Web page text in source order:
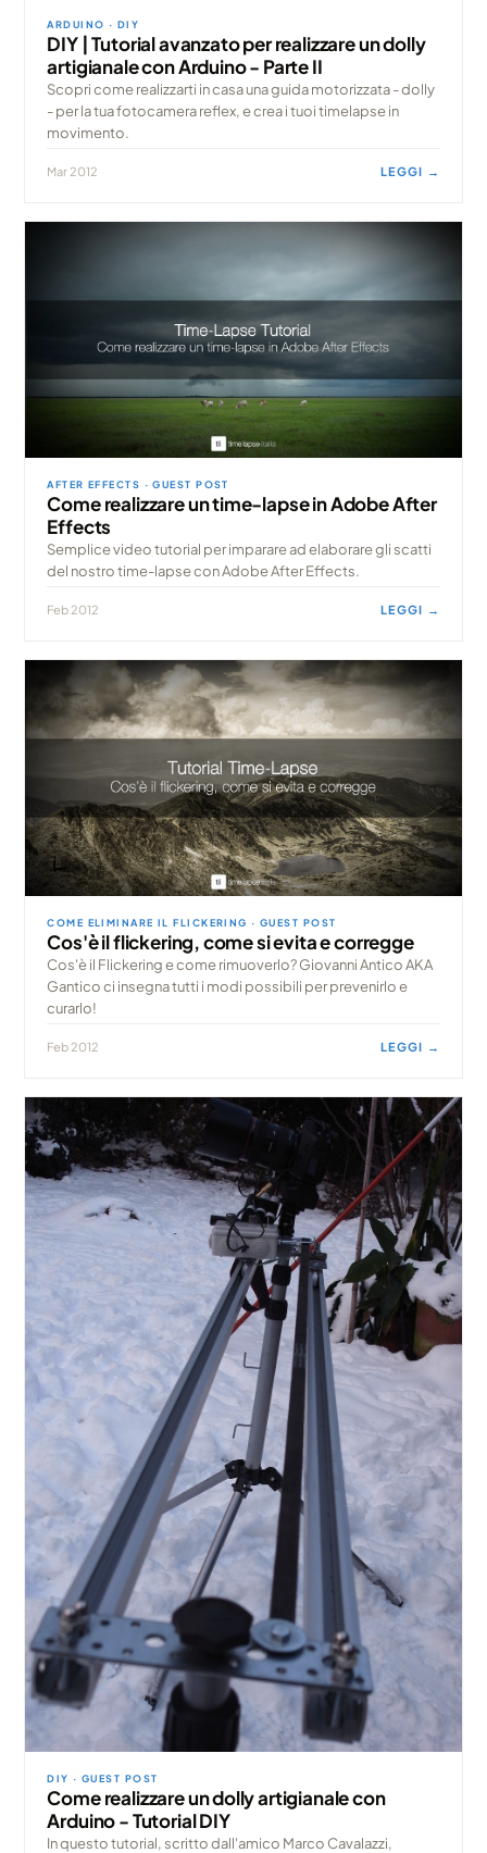
ARDUINO · DIY
DIY | Tutorial avanzato per realizzare un dolly
artigianale con Arduino - Parte II
Scopri come realizzarti in casa una guida motorizzata - dolly
- per la tua fotocamera reflex, e crea i tuoi timelapse in
movimento.
Mar 2012 LEGGI →
AFTER EFFECTS · GUEST POST
Come realizzare un time-lapse in Adobe After
Effects
Semplice video tutorial per imparare ad elaborare gli scatti
del nostro time-lapse con Adobe After Effects.
Feb 2012 LEGGI →
COME ELIMINARE IL FLICKERING · GUEST POST
Cos'è il flickering, come si evita e corregge
Cos'è il Flickering e come rimuoverlo? Giovanni Antico AKA
Gantico ci insegna tutti i modi possibili per prevenirlo e
curarlo!
Feb 2012 LEGGI →
DIY · GUEST POST
Come realizzare un dolly artigianale con
Arduino - Tutorial DIY
In questo tutorial, scritto dall'amico Marco Cavalazzi,